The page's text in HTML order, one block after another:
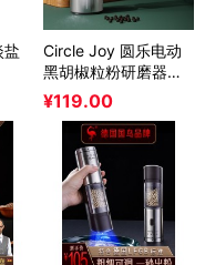
盐
Circle Joy 圆乐电动
黑胡椒粒粉研磨器不
锈钢家用海盐芝麻磨
碾粉
¥119.00